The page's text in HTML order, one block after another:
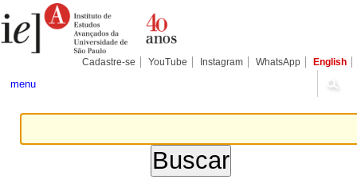
para
conteúdo.
Pessoais
Cadastre-se YouTube Instagram WhatsApp English
menu